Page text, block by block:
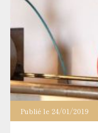
Publié le 24/01/2019